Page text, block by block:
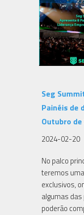
Seg
Painéis de
Outubro
2024-02-20
No palco
teremos
exclusivos,
algumas
poderão